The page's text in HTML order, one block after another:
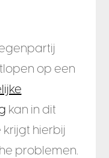
op een
kan in dit
krijgt hierbij
problemen.